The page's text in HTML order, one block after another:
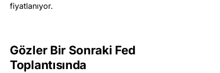
fiyatlanıyor.
Gözler Bir Sonraki Fed
Toplantısında